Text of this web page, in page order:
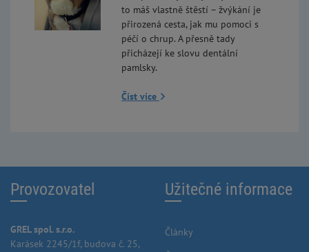
to máš vlastně štěstí – žvýkání je
přirozená cesta, jak mu pomoci s
péčí o chrup. A přesně tady
přicházejí ke slovu dentální
pamlsky.
Číst více
Provozovatel
GREL spol. s.r.o.
Karásek 2245/1f, budova č. 25,
Užitečné informace
Články